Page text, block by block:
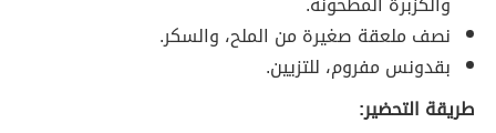
نصف ملعقة صغيرة من الملح، والسكر.
بقدونس مفروم، للتزيين.
طريقة التحضير: